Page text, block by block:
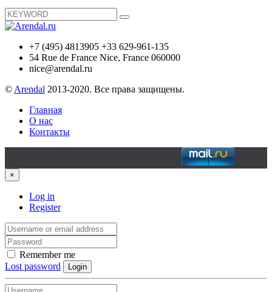
+7 (495) 4813905 +33 629-961-135
54 Rue de France Nice, France 060000
nice@arendal.ru
© Arendal 2013-2020. Все права защищены.
Главная
О нас
Контакты
×
Log in
Register
Remember me
Lost password
Login